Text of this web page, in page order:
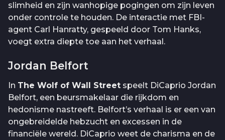
slimheid en zijn wanhopige pogingen om zijn leven
onder controle te houden. De interactie met FBI-
agent Carl Hanratty, gespeeld door Tom Hanks,
voegt extra diepte toe aan het verhaal.
Jordan Belfort
In The Wolf of Wall Street speelt DiCaprio Jordan
Belfort, een beursmakelaar die rijkdom en
hedonisme nastreeft. Belfort’s verhaal is er een van
ongebreidelde hebzucht en excessen in de
financiële wereld. DiCaprio weet de charisma en de